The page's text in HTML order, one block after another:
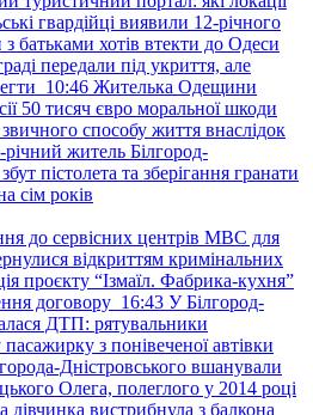
гвардійці виявили 12-річного
батьками хотів втекти до Одеси
передали під укриття, але
10:46 Жителька Одещини
50 тисяч євро моральної шкоди
способу життя внаслідок
річний житель Білгород-
пістолета та зберігання гранати
сім років
до сервісних центрів МВС для
відкриттям кримінальних
проєкту “Ізмаїл. Фабрика-кухня”
договору 16:43 У Білгород-
ДТП: рятувальники
з понівеченої автівки
Дністровського вшанували
Олега, полеглого у 2014 році
вистрибнула з балкона